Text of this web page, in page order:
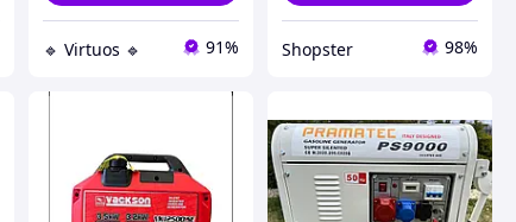
🔹 Virtuos 🔹 91% Shopster 98%